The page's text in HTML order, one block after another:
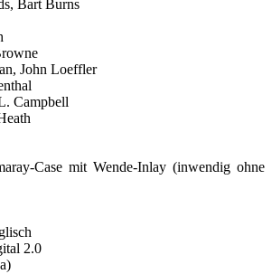
Bart Burns
John Loeffler
Campbell
Case mit Wende-Inlay (inwendig ohne
2.0